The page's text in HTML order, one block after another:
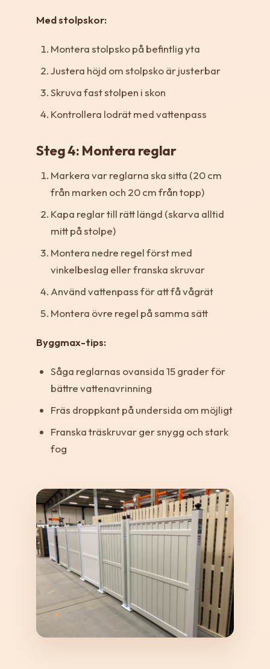
Med stolpskor:
Montera stolpsko på befintlig yta
Justera höjd om stolpsko är justerbar
Skruva fast stolpen i skon
Kontrollera lodrät med vattenpass
Steg 4: Montera reglar
Markera var reglarna ska sitta (20 cm
från marken och 20 cm från topp)
Kapa reglar till rätt längd (skarva alltid
mitt på stolpe)
Montera nedre regel först med
vinkelbeslag eller franska skruvar
Använd vattenpass för att få vågrät
Montera övre regel på samma sätt
Byggmax-tips:
Såga reglarnas ovansida 15 grader för
bättre vattenavrinning
Fräs droppkant på undersida om möjligt
Franska träskruvar ger snygg och stark
fog